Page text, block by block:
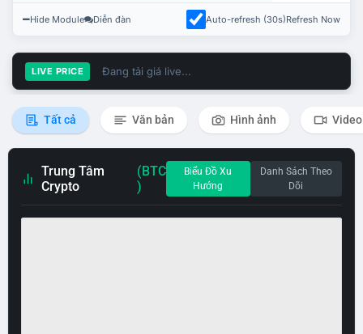
Hide Module Diễn đàn Auto-refresh (30s)Refresh Now
LIVE PRICE Đang tải giá live...
Tất cả Văn bản Hình ảnh Video
Trung Tâm
Crypto
(BTC
)
Biểu Đồ Xu
Hướng
Danh Sách Theo
Dõi